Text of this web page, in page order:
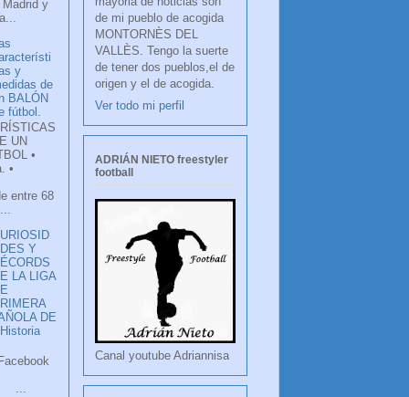
Madrid y
y
de
BALÓN
fútbol.
UN
•
•
entre 68
Y
LA LIGA
DE
de mi pueblo de acogida
MONTORNÈS DEL
VALLÈS. Tengo la suerte
de tener dos pueblos,el de
origen y el de acogida.
Ver todo mi perfil
ADRIÁN NIETO freestyler
football
Canal youtube Adriannisa